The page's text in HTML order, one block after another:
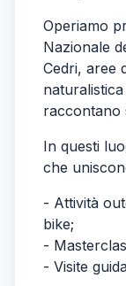
Operiamo
Nazionale
Cedri, aree
raccontano
In questi
che
- Attività
bike;
-
- Visite